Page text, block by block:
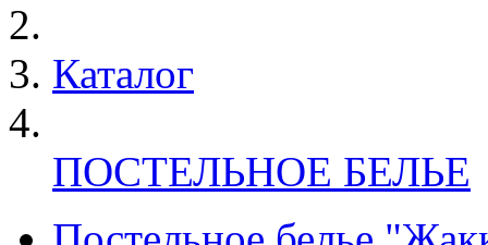
Каталог
ПОСТЕЛЬНОЕ БЕЛЬЕ